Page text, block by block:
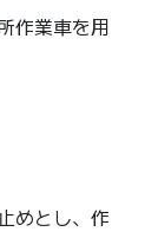
作業車を用
めとし、作